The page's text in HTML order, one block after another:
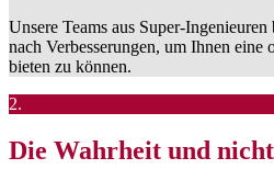
Unsere Teams aus Super-
nach Verbesserungen, um Ihnen eine
bieten zu können.
2.
Die Wahrheit und